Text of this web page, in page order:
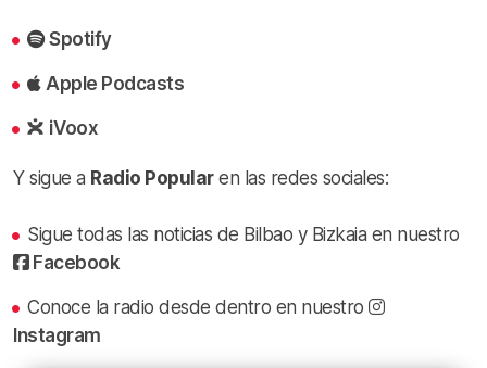
Spotify
Apple Podcasts
iVoox
Y sigue a Radio Popularen las redes sociales:
Sigue todas las noticias de Bilbao y Bizkaia en nuestro
Facebook
Conoce la radio desde dentro en nuestro
Instagram